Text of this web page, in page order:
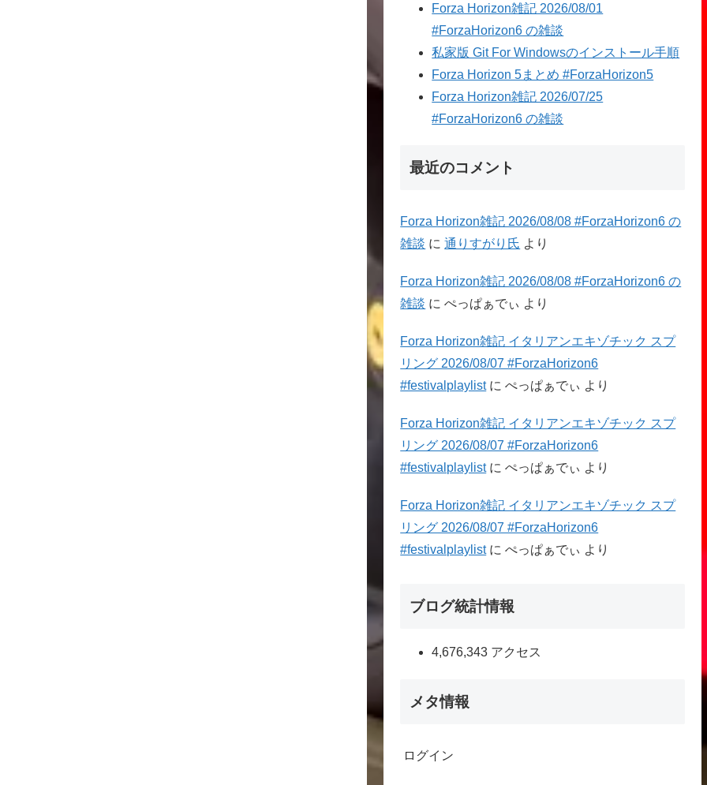
Forza Horizon雑記 2026/08/01
#ForzaHorizon6 の雑談
私家版 Git For Windowsのインストール手順
Forza Horizon 5まとめ #ForzaHorizon5
Forza Horizon雑記 2026/07/25
#ForzaHorizon6 の雑談
最近のコメント
Forza Horizon雑記 2026/08/08 #ForzaHorizon6 の
雑談 に通りすがり氏 より
Forza Horizon雑記 2026/08/08 #ForzaHorizon6 の
雑談 にぺっぱぁでぃ より
Forza Horizon雑記 イタリアンエキゾチック スプ
リング 2026/08/07 #ForzaHorizon6
#festivalplaylistにぺっぱぁでぃ より
Forza Horizon雑記 イタリアンエキゾチック スプ
リング 2026/08/07 #ForzaHorizon6
#festivalplaylistにぺっぱぁでぃ より
Forza Horizon雑記 イタリアンエキゾチック スプ
リング 2026/08/07 #ForzaHorizon6
#festivalplaylistにぺっぱぁでぃ より
ブログ統計情報
4,676,343 アクセス
メタ情報
ログイン